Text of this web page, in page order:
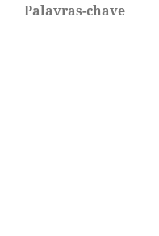
Palavras-chave